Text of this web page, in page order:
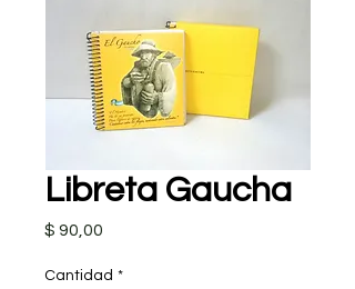
Libreta Gaucha
$ 90,00
Cantidad *